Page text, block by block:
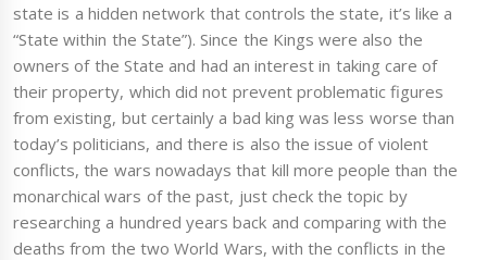
state is a hidden network that controls the state, it’s like a
“State within the State”). Since the Kings were also the
owners of the State and had an interest in taking care of
their property, which did not prevent problematic figures
from existing, but certainly a bad king was less worse than
today’s politicians, and there is also the issue of violent
conflicts, the wars nowadays that kill more people than the
monarchical wars of the past, just check the topic by
researching a hundred years back and comparing with the
deaths from the two World Wars, with the conflicts in the